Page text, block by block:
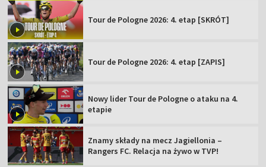
Tour de Pologne 2026: 4. etap [SKRÓT]
Tour de Pologne 2026: 4. etap [ZAPIS]
Nowy lider Tour de Pologne o ataku na 4.
etapie
Znamy składy na mecz Jagiellonia –
Rangers FC. Relacja na żywo w TVP!